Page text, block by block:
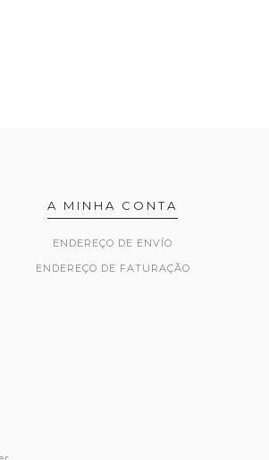
A MINHA CONTA
ENDEREÇO DE ENVÍO
ENDEREÇO DE FATURAÇÃO